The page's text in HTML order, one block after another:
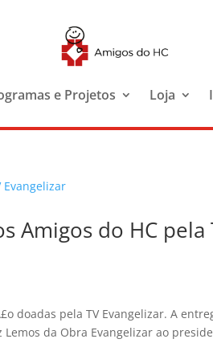
e Projetos Loja
Amigos do HC pela
doadas pela TV Evangelizar. A
Lemos da Obra Evangelizar ao